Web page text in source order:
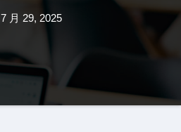
7 月 29, 2025